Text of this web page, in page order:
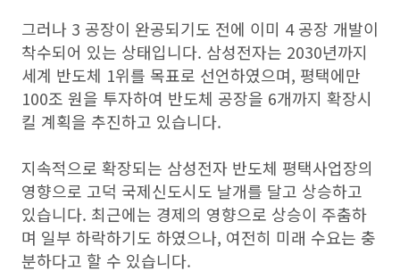
그러나 3 공장이 완공되기도 전에 이미 4 공장 개발이
착수되어 있는 상태입니다. 삼성전자는 2030년까지
세계 반도체 1위를 목표로 선언하였으며, 평택에만
100조 원을 투자하여 반도체 공장을 6개까지 확장시
킬 계획을 추진하고 있습니다.
지속적으로 확장되는 삼성전자 반도체 평택사업장의
영향으로 고덕 국제신도시도 날개를 달고 상승하고
있습니다. 최근에는 경제의 영향으로 상승이 주춤하
며 일부 하락하기도 하였으나, 여전히 미래 수요는 충
분하다고 할 수 있습니다.